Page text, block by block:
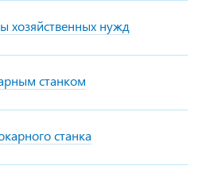
хозяйственных нужд
станком
станка